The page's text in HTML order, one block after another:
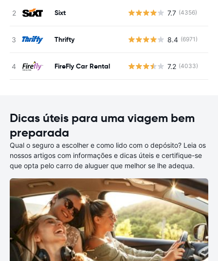
Sixt 7.7 (4356)
Thrifty 8.4 (6971)
FireFly Car Rental 7.2 (4033)
Dicas úteis para uma viagem bem
preparada
Qual o seguro a escolher e como lido com o depósito? Leia os
nossos artigos com informações e dicas úteis e certifique-se
que opta pelo carro de aluguer que melhor se lhe adequa.